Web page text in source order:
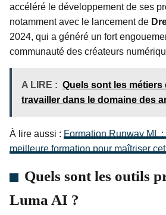
accéléré le développement de ses
notamment avec le lancement de
2024, qui a généré un fort
communauté des créateurs
A LIRE : Quels sont les métiers
travailler dans le domaine des
À lire aussi : Formation Runway ML
meilleure formation pour maîtriser
Quels sont les outils
Luma AI ?